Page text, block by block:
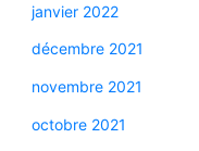
janvier 2022
décembre 2021
novembre 2021
octobre 2021